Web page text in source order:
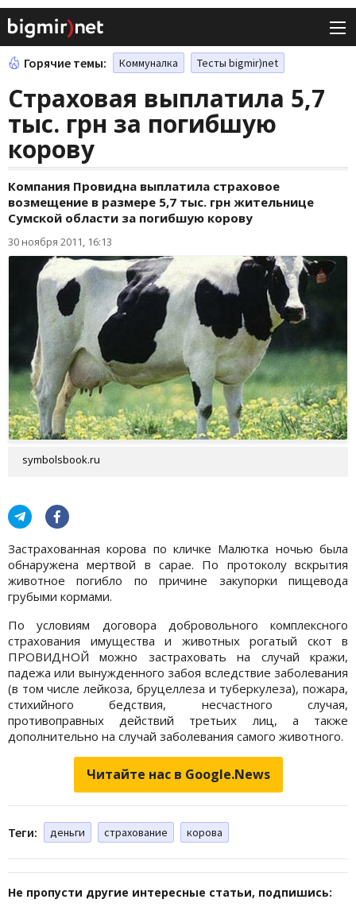
Горячие темы: Коммуналка Тесты bigmir)net
Страховая выплатила 5,7
тыс. грн за погибшую
корову
Компания Провидна выплатила страховое
возмещение в размере 5,7 тыс. грн жительнице
Сумской области за погибшую корову
30 ноября 2011, 16:13
symbolsbook.ru
Застрахованная корова по кличке Малютка ночью была
обнаружена мертвой в сарае. По протоколу вскрытия
животное погибло по причине закупорки пищевода
грубыми кормами.
По условиям договора добровольного комплексного
страхования имущества и животных рогатый скот в
ПРОВИДНОЙ можно застраховать на случай кражи,
падежа или вынужденного забоя вследствие заболевания
(в том числе лейкоза, бруцеллеза и туберкулеза), пожара,
стихийного бедствия, несчастного случая,
противоправных действий третьих лиц, а также
дополнительно на случай заболевания самого животного.
Читайте нас в Google.News
Теги: деньги страхование корова
Не пропусти другие интересные статьи, подпишись: